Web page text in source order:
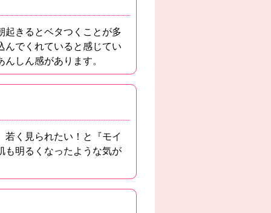
起きるとベタつくことが多
んでくれていると感じてい
しん感があります。
く見られたい！と『モイ
も明るくなったような気が